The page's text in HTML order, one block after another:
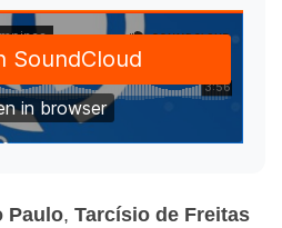
Paulo, Tarcísio de Freitas